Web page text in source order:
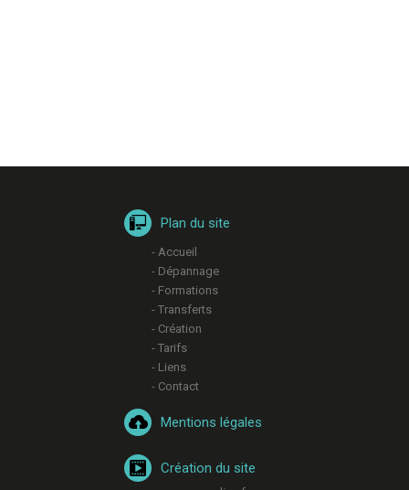
Plan du site
- Accueil
- Dépannage
- Formations
- Transferts
- Création
- Tarifs
- Liens
- Contact
Mentions légales
Création du site